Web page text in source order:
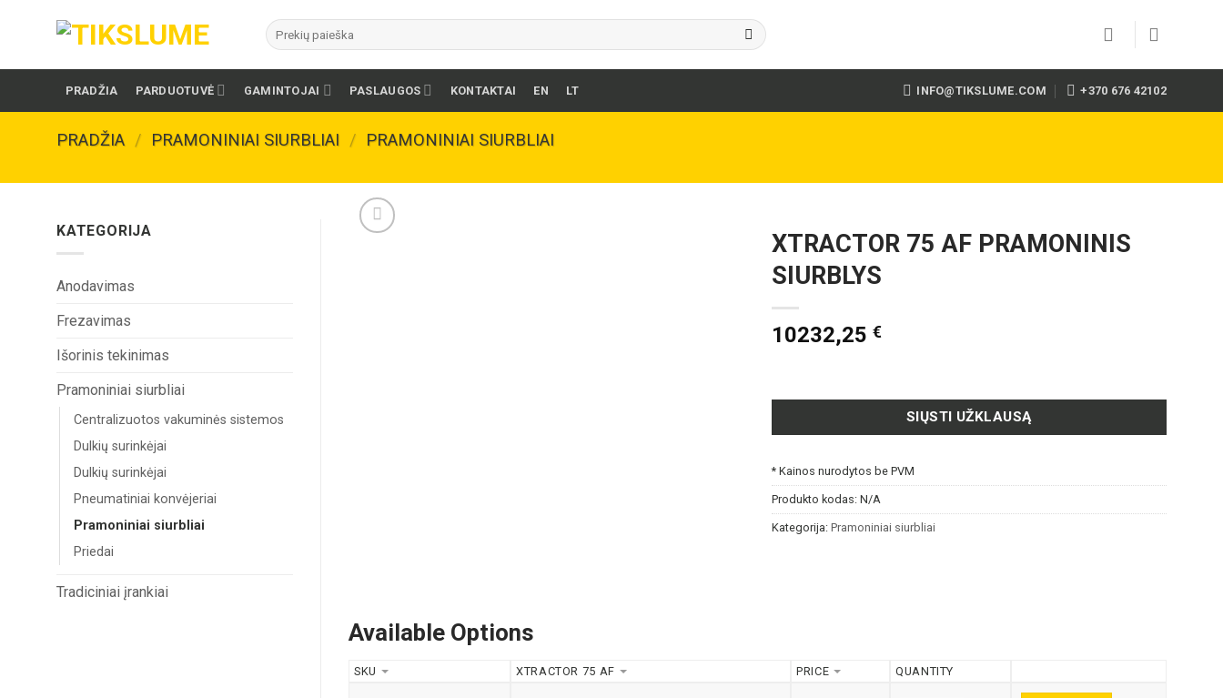
Ieškoti:
PRADŽIA PARDUOTUVĖ GAMINTOJAI PASLAUGOS KONTAKTAI EN LT INFO@TIKSLUME.COM +370 676 42102
PRADŽIA / PRAMONINIAI SIURBLIAI / PRAMONINIAI SIURBLIAI
KATEGORIJA
Anodavimas
Frezavimas
Išorinis tekinimas
Pramoniniai siurbliai
Centralizuotos vakuminės sistemos
Dulkių surinkėjai
Dulkių surinkėjai
Pneumatiniai konvėjeriai
Pramoniniai siurbliai
Priedai
Tradiciniai įrankiai
XTRACTOR 75 AF PRAMONINIS
SIURBLYS
10232,25 €
SIŲSTI UŽKLAUSĄ
* Kainos nurodytos be PVM
Produkto kodas: N/A
Kategorija: Pramoniniai siurbliai
Available Options
SKU XTRACTOR 75 AF PRICE QUANTITY